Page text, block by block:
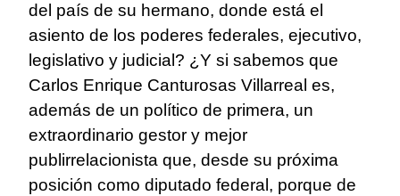
del país de su hermano, donde está el
asiento de los poderes federales, ejecutivo,
legislativo y judicial? ¿Y si sabemos que
Carlos Enrique Canturosas Villarreal es,
además de un político de primera, un
extraordinario gestor y mejor
publirrelacionista que, desde su próxima
posición como diputado federal, porque de